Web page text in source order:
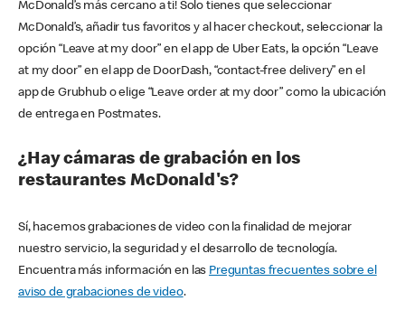
McDonald’s más cercano a ti! Solo tienes que seleccionar
McDonald’s, añadir tus favoritos y al hacer checkout, seleccionar la
opción “Leave at my door” en el app de Uber Eats, la opción “Leave
at my door” en el app de DoorDash, “contact-free delivery” en el
app de Grubhub o elige “Leave order at my door” como la ubicación
de entrega en Postmates.
¿Hay cámaras de grabación en los
restaurantes McDonald's?
Sí, hacemos grabaciones de video con la finalidad de mejorar
nuestro servicio, la seguridad y el desarrollo de tecnología.
Encuentra más información en las Preguntas frecuentes sobre el
aviso de grabaciones de video.